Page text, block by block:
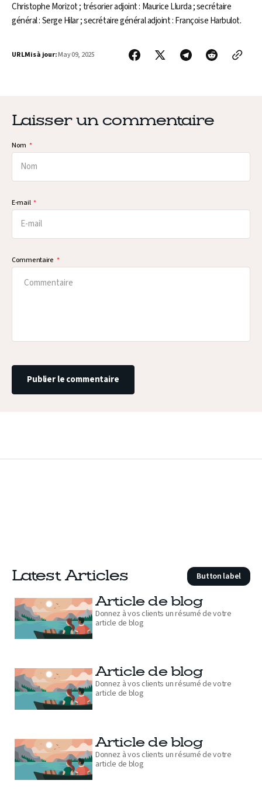
Christophe Morizot ; trésorier adjoint : Maurice Llurda ; secrétaire
général : Serge Hilar ; secrétaire général adjoint : Françoise Harbulot.
URLMis à jour:May 09, 2025
Laisser un commentaire
Nom
E-mail
Commentaire
Publier le commentaire
Latest Articles Button label
Article de blog
Donnez à vos clients un résumé de votre
article de blog
Article de blog
Donnez à vos clients un résumé de votre
article de blog
Article de blog
Donnez à vos clients un résumé de votre
article de blog